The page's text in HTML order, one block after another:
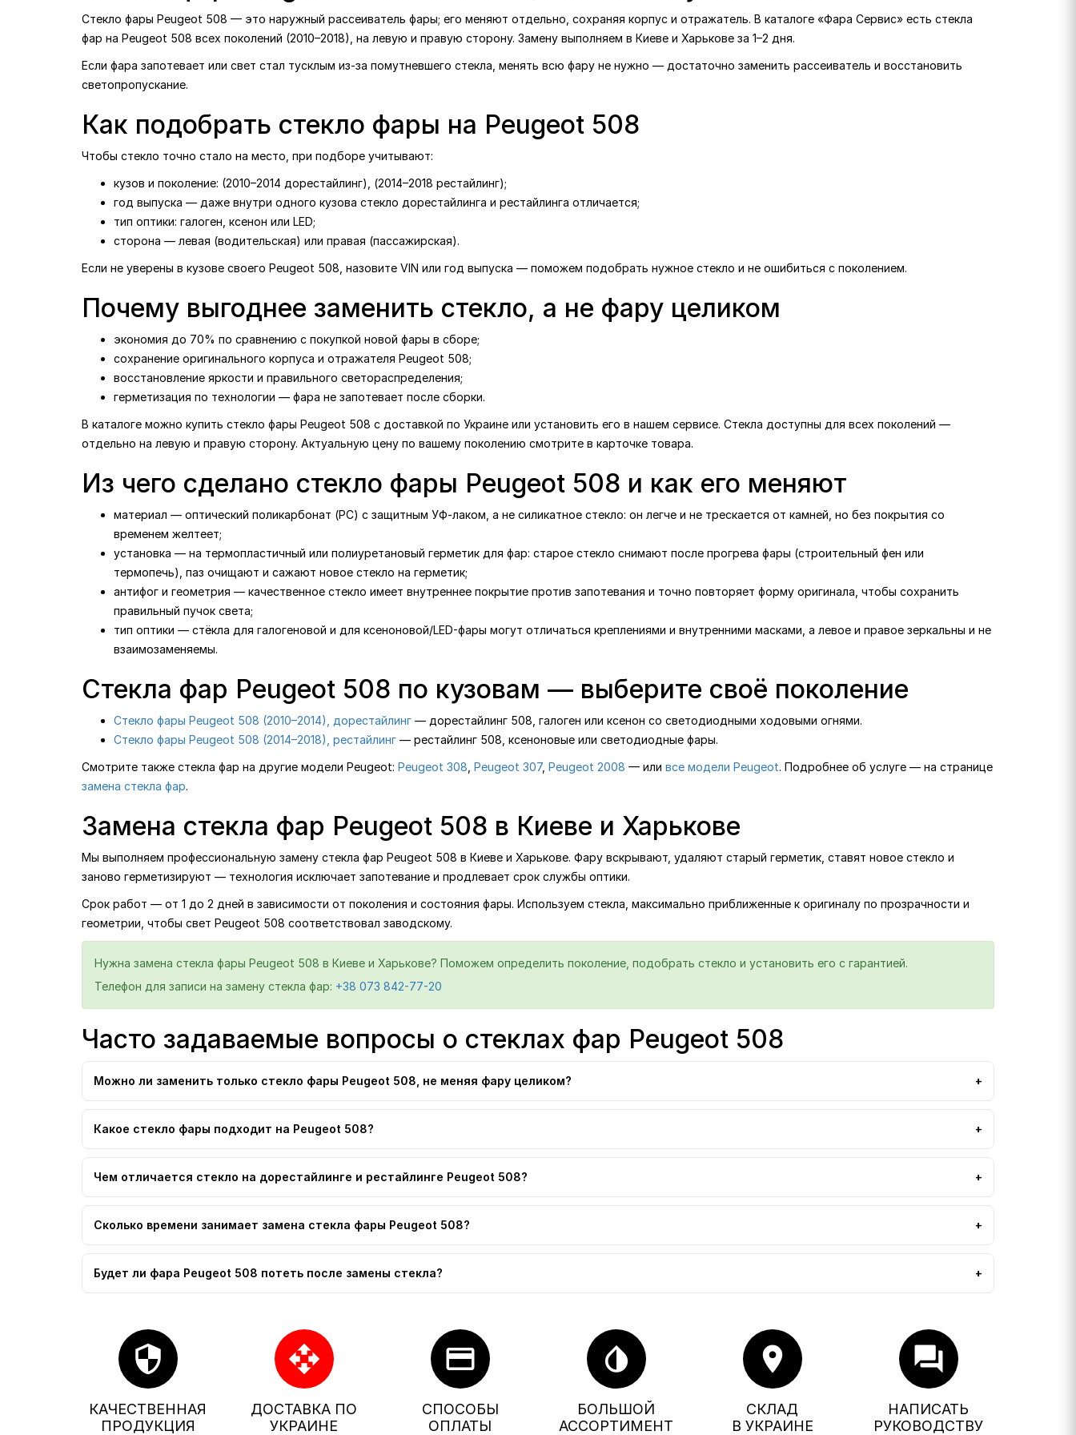
Стекло фары Peugeot 508 — это наружный рассеиватель фары; его меняют отдельно, сохраняя корпус и отражатель. В каталоге «Фара Сервис» есть стекла
фар на Peugeot 508 всех поколений (2010–2018), на левую и правую сторону. Замену выполняем в Киеве и Харькове за 1–2 дня.
Если фара запотевает или свет стал тусклым из-за помутневшего стекла, менять всю фару не нужно — достаточно заменить рассеиватель и восстановить
светопропускание.
Как подобрать стекло фары на Peugeot 508
Чтобы стекло точно стало на место, при подборе учитывают:
кузов и поколение: (2010–2014 дорестайлинг), (2014–2018 рестайлинг);
год выпуска — даже внутри одного кузова стекло дорестайлинга и рестайлинга отличается;
тип оптики: галоген, ксенон или LED;
сторона — левая (водительская) или правая (пассажирская).
Если не уверены в кузове своего Peugeot 508, назовите VIN или год выпуска — поможем подобрать нужное стекло и не ошибиться с поколением.
Почему выгоднее заменить стекло, а не фару целиком
экономия до 70% по сравнению с покупкой новой фары в сборе;
сохранение оригинального корпуса и отражателя Peugeot 508;
восстановление яркости и правильного светораспределения;
герметизация по технологии — фара не запотевает после сборки.
В каталоге можно купить стекло фары Peugeot 508 с доставкой по Украине или установить его в нашем сервисе. Стекла доступны для всех поколений —
отдельно на левую и правую сторону. Актуальную цену по вашему поколению смотрите в карточке товара.
Из чего сделано стекло фары Peugeot 508 и как его меняют
материал — оптический поликарбонат (PC) с защитным УФ-лаком, а не силикатное стекло: он легче и не трескается от камней, но без покрытия со
временем желтеет;
установка — на термопластичный или полиуретановый герметик для фар: старое стекло снимают после прогрева фары (строительный фен или
термопечь), паз очищают и сажают новое стекло на герметик;
антифог и геометрия — качественное стекло имеет внутреннее покрытие против запотевания и точно повторяет форму оригинала, чтобы сохранить
правильный пучок света;
тип оптики — стёкла для галогеновой и для ксеноновой/LED-фары могут отличаться креплениями и внутренними масками, а левое и правое зеркальны и не
взаимозаменяемы.
Стекла фар Peugeot 508 по кузовам — выберите своё поколение
Стекло фары Peugeot 508 (2010–2014), дорестайлинг — дорестайлинг 508, галоген или ксенон со светодиодными ходовыми огнями.
Стекло фары Peugeot 508 (2014–2018), рестайлинг — рестайлинг 508, ксеноновые или светодиодные фары.
Смотрите также стекла фар на другие модели Peugeot: Peugeot 308 Peugeot 307, Peugeot 2008 — или все модели Peugeot. Подробнее об услуге — на странице
замена стекла фар.
Замена стекла фар Peugeot 508 в Киеве и Харькове
Мы выполняем профессиональную замену стекла фар Peugeot 508 в Киеве и Харькове. Фару вскрывают, удаляют старый герметик, ставят новое стекло и
заново герметизируют — технология исключает запотевание и продлевает срок службы оптики.
Срок работ — от 1 до 2 дней в зависимости от поколения и состояния фары. Используем стекла, максимально приближенные к оригиналу по прозрачности и
геометрии, чтобы свет Peugeot 508 соответствовал заводскому.
Нужна замена стекла фары Peugeot 508 в Киеве и Харькове? Поможем определить поколение, подобрать стекло и установить его с гарантией.
Телефон для записи на замену стекла фар: +38 073 842-77-20
Часто задаваемые вопросы о стеклах фар Peugeot 508
Можно ли заменить только стекло фары Peugeot 508, не меняя фару целиком?
Какое стекло фары подходит на Peugeot 508?
Чем отличается стекло на дорестайлинге и рестайлинге Peugeot 508?
Сколько времени занимает замена стекла фары Peugeot 508?
Будет ли фара Peugeot 508 потеть после замены стекла?
security
КАЧЕСТВЕННАЯ
ПРОДУКЦИЯ
open_with
ДОСТАВКА ПО
УКРАИНЕ
credit_card
СПОСОБЫ
ОПЛАТЫ
invert_colors
БОЛЬШОЙ
АССОРТИМЕНТ
location_on
СКЛАД
В УКРАИНЕ
forum
НАПИСАТЬ
РУКОВОДСТВУ